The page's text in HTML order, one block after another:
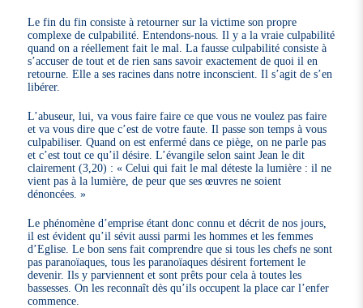
Le fin du fin consiste à retourner sur la victime son propre
complexe de culpabilité. Entendons-nous. Il y a la vraie culpabilité
quand on a réellement fait le mal. La fausse culpabilité consiste à
s’accuser de tout et de rien sans savoir exactement de quoi il en
retourne. Elle a ses racines dans notre inconscient. Il s’agit de s’en
libérer.
L’abuseur, lui, va vous faire faire ce que vous ne voulez pas faire
et va vous dire que c’est de votre faute. Il passe son temps à vous
culpabiliser. Quand on est enfermé dans ce piège, on ne parle pas
et c’est tout ce qu’il désire. L’évangile selon saint Jean le dit
clairement (3,20) : « Celui qui fait le mal déteste la lumière : il ne
vient pas à la lumière, de peur que ses œuvres ne soient
dénoncées. »
Le phénomène d’emprise étant donc connu et décrit de nos jours,
il est évident qu’il sévit aussi parmi les hommes et les femmes
d’Eglise. Le bon sens fait comprendre que si tous les chefs ne sont
pas paranoïaques, tous les paranoïaques désirent fortement le
devenir. Ils y parviennent et sont prêts pour cela à toutes les
bassesses. On les reconnaît dès qu’ils occupent la place car l’enfer
commence.